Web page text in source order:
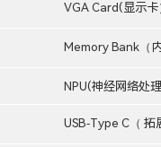
VGA Card(显示卡
Memory Bank（内
NPU(神经网络处
USB-Type C（ 拓